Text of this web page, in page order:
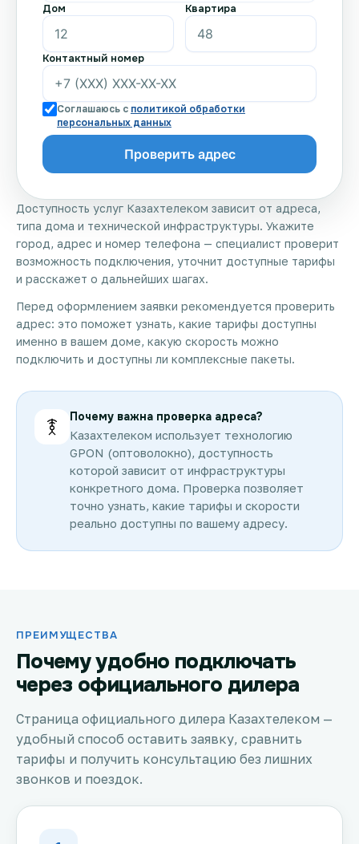
Доступность услуг Казахтелеком зависит от адреса,
типа дома и технической инфраструктуры. Укажите
город, адрес и номер телефона — специалист проверит
возможность подключения, уточнит доступные тарифы
и расскажет о дальнейших шагах.
Перед оформлением заявки рекомендуется проверить
адрес: это поможет узнать, какие тарифы доступны
именно в вашем доме, какую скорость можно
подключить и доступны ли комплексные пакеты.
Почему важна проверка адреса?
Казахтелеком использует технологию
GPON (оптоволокно), доступность
которой зависит от инфраструктуры
конкретного дома. Проверка позволяет
точно узнать, какие тарифы и скорости
реально доступны по вашему адресу.
Дом Квартира
Контактный номер
Соглашаюсь с политикой обработки
персональных данных
ПРЕИМУЩЕСТВА
Почему удобно подключать
через официального дилера
Страница официального дилера Казахтелеком —
удобный способ оставить заявку, сравнить
тарифы и получить консультацию без лишних
звонков и поездок.